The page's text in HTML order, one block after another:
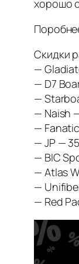
хорошо
Скидки
—
— D7
—
— Naish
—
— JP —
— BIC
— Atlas
—
— Red